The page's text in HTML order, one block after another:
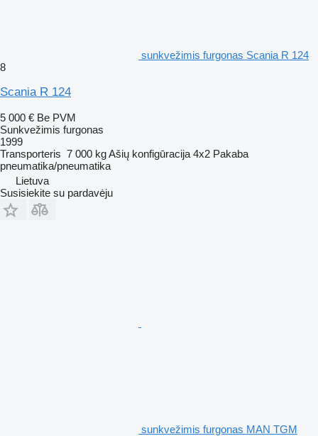
sunkvežimis furgonas Scania R 124
8
Scania R 124
5 000 € Be PVM
Sunkvežimis furgonas
1999
Transporteris 7 000 kgAšių konfigūracija 4x2 Pakaba
pneumatika/pneumatika
Lietuva
Susisiekite su pardavėju
sunkvežimis furgonas MAN TGM